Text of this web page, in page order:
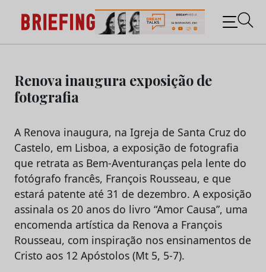
content
Briefing: Todas as notícias sobre os negócios do
Marketing e da Publicidade
Renova inaugura exposição de
fotografia
A Renova inaugura, na Igreja de Santa Cruz do
Castelo, em Lisboa, a exposição de fotografia
que retrata as Bem-Aventuranças pela lente do
fotógrafo francês, François Rousseau, e que
estará patente até 31 de dezembro. A exposição
assinala os 20 anos do livro “Amor Causa”, uma
encomenda artística da Renova a François
Rousseau, com inspiração nos ensinamentos de
Cristo aos 12 Apóstolos (Mt 5, 5-7).